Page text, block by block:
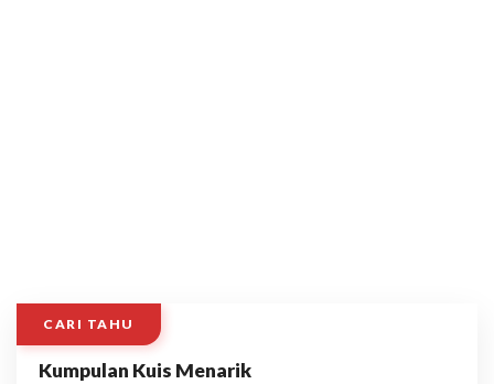
CARI TAHU
Kumpulan Kuis Menarik